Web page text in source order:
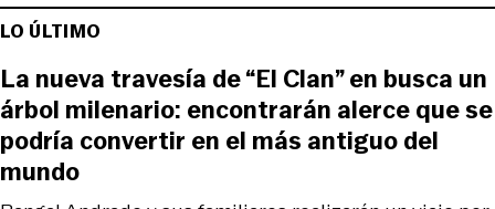
LO ÚLTIMO
La nueva travesía de “El Clan” en busca un
árbol milenario: encontrarán alerce que se
podría convertir en el más antiguo del
mundo